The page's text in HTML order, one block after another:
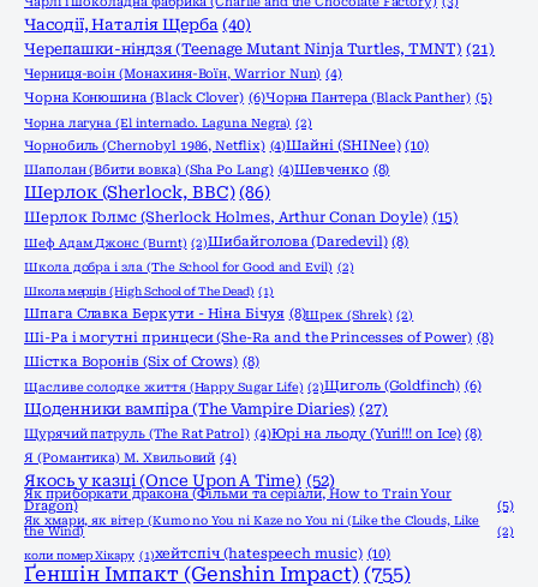
Часодії, Наталія Щерба (40)
Черепашки-ніндзя (Teenage Mutant Ninja Turtles, TMNT) (21)
Черниця-воiн (Монахиня-Воïн, Warrior Nun) (4)
Чорна Конюшина (Black Clover) (6)Чорна Пантера (Black Panther) (5)
Чорна лагуна (El internado. Laguna Negra) (2)
Чорнобиль (Chernobyl 1986, Netflix) (4)Шайні (SHINee) (10)
Шаполан (Вбити вовка) (Sha Po Lang) (4)Шевченко (8)
Шерлок (Sherlock, ВВС) (86)
Шерлок Голмс (Sherlock Holmes, Arthur Conan Doyle) (15)
Шеф Адам Джонс (Burnt) (2)Шибайголова (Daredevil) (8)
Школа добра і зла (The School for Good and Evil) (2)
Школа мерців (High School of The Dead) (1)
Шпага Славка Беркути - Ніна Бічуя (8)Шрек (Shrek) (2)
Ші-Ра і могутні принцеси (She-Ra and the Princesses of Power) (8)
Шістка Воронів (Six of Crows) (8)
Щасливе солодке життя (Happy Sugar Life) (2)Щиголь (Goldfinch) (6)
Щоденники вампіра (The Vampire Diaries) (27)
Щурячий патруль (The Rat Patrol) (4)Юрі на льоду (Yuri!!! on Ice) (8)
Я (Романтика) М. Хвильовий (4)
Якось у казці (Once Upon A Time) (52)
Як приборкати дракона (Фільми та серіали, How to Train Your
Dragon) (5)
Як хмари, як вітер (Kumo no You ni Kaze no You ni (Like the Clouds, Like
the Wind)
(2)
коли помер Хікару (1)хейтспіч (hatespeech music) (10)
Ґеншін Імпакт (Genshin Impact) (755)